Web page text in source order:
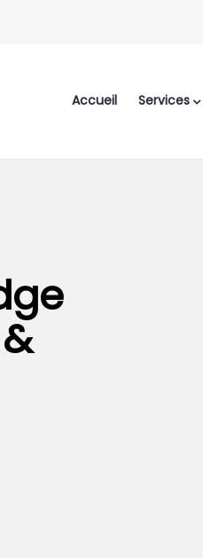
Accueil Services